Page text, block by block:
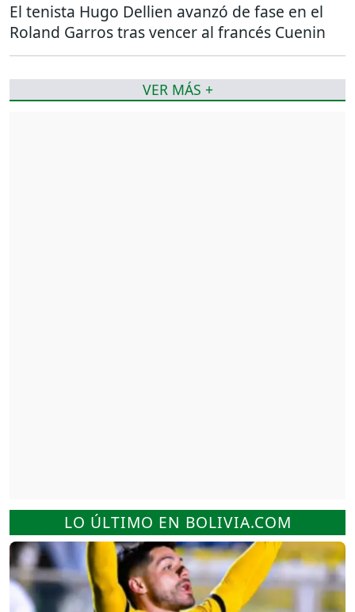
LO ÚLTIMO EN BOLIVIA.COM
El tenista Hugo Dellien avanzó de fase en el
Roland Garros tras vencer al francés Cuenin
VER MÁS +